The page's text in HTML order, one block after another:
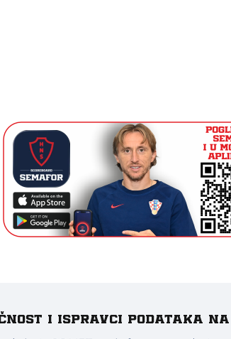
i ispravci podataka na